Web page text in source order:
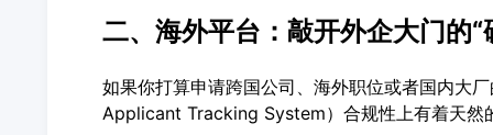
二、海外平台：敲开外企大门的“
如果你打算申请跨国公司、海外职位或者国内大
Applicant Tracking System）合规性上有着天然